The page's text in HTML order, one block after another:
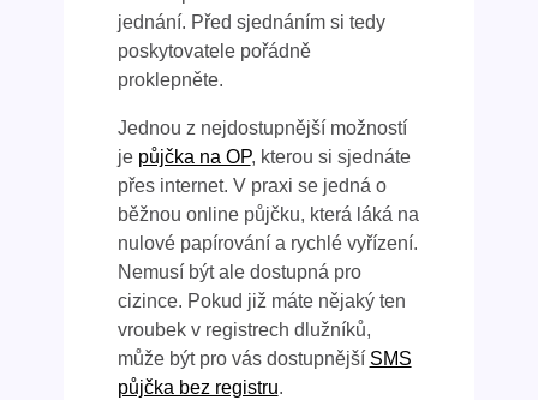
jednání. Před sjednáním si tedy
poskytovatele pořádně
proklepněte.
Jednou z nejdostupnější možností
je půjčka na OP, kterou si sjednáte
přes internet. V praxi se jedná o
běžnou online půjčku, která láká na
nulové papírování a rychlé vyřízení.
Nemusí být ale dostupná pro
cizince. Pokud již máte nějaký ten
vroubek v registrech dlužníků,
může být pro vás dostupnější SMS
půjčka bez registru.